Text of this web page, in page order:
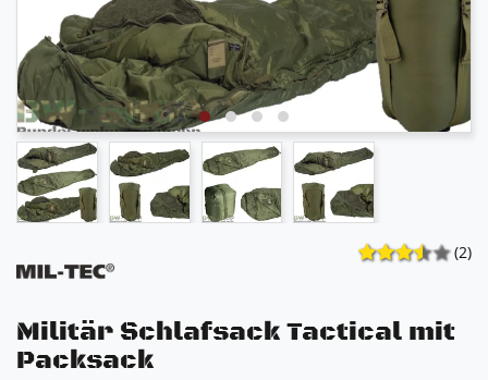
(2)
Militär Schlafsack Tactical mit
Packsack